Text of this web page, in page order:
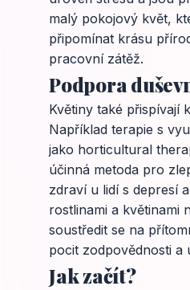
malý pokojový květ,
připomínat krásu
pracovní zátěž.
Podpora
Květiny také přispívají
Například terapie s
jako horticultural
účinná metoda pro
zdraví u lidí s depresí
rostlinami a květinami
soustředit se na
pocit zodpovědnosti a
Jak začít?